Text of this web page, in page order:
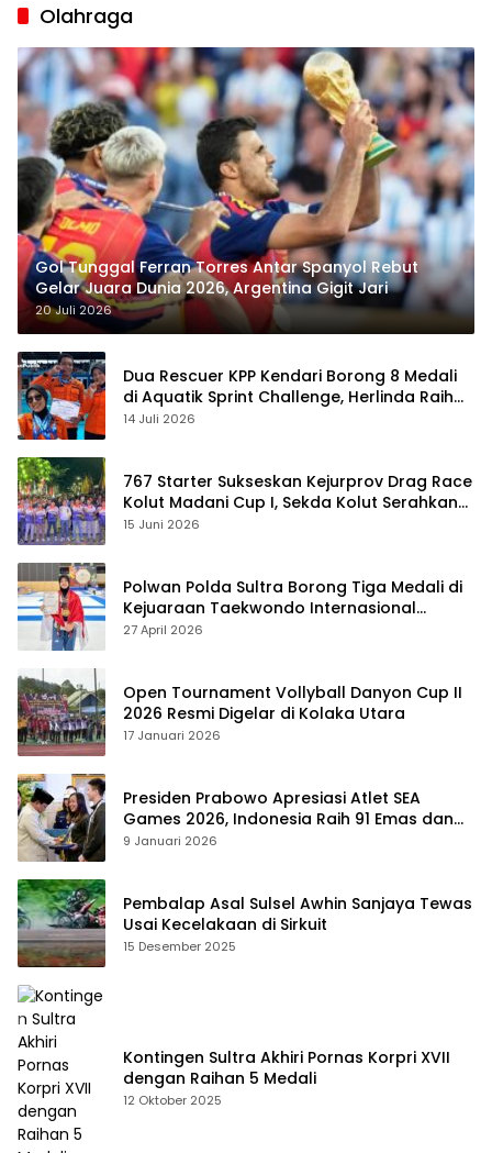
Olahraga
Gol Tunggal Ferran Torres Antar Spanyol Rebut
Gelar Juara Dunia 2026, Argentina Gigit Jari
20 Juli 2026
Dua Rescuer KPP Kendari Borong 8 Medali
di Aquatik Sprint Challenge, Herlinda Raih
Best Swimmer
14 Juli 2026
767 Starter Sukseskan Kejurprov Drag Race
Kolut Madani Cup I, Sekda Kolut Serahkan
Trofi
15 Juni 2026
Polwan Polda Sultra Borong Tiga Medali di
Kejuaraan Taekwondo Internasional
Jepang
27 April 2026
Open Tournament Vollyball Danyon Cup II
2026 Resmi Digelar di Kolaka Utara
17 Januari 2026
Presiden Prabowo Apresiasi Atlet SEA
Games 2026, Indonesia Raih 91 Emas dan
Kembali ke Dua Besar
9 Januari 2026
Pembalap Asal Sulsel Awhin Sanjaya Tewas
Usai Kecelakaan di Sirkuit
15 Desember 2025
Kontingen Sultra Akhiri Pornas Korpri XVII
dengan Raihan 5 Medali
12 Oktober 2025